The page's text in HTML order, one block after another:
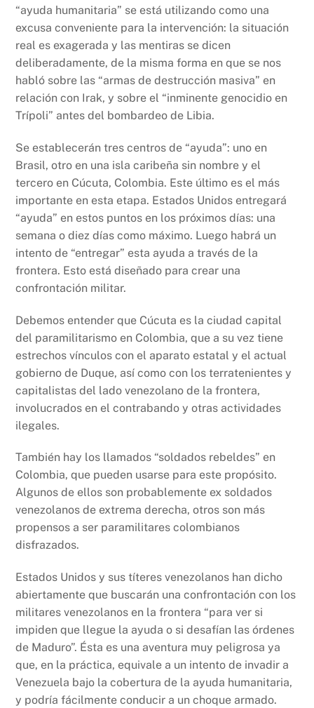
“ayuda humanitaria” se está utilizando como una
excusa conveniente para la intervención: la situación
real es exagerada y las mentiras se dicen
deliberadamente, de la misma forma en que se nos
habló sobre las “armas de destrucción masiva” en
relación con Irak, y sobre el “inminente genocidio en
Trípoli” antes del bombardeo de Libia.
Se establecerán tres centros de “ayuda”: uno en
Brasil, otro en una isla caribeña sin nombre y el
tercero en Cúcuta, Colombia. Este último es el más
importante en esta etapa. Estados Unidos entregará
“ayuda” en estos puntos en los próximos días: una
semana o diez días como máximo. Luego habrá un
intento de “entregar” esta ayuda a través de la
frontera. Esto está diseñado para crear una
confrontación militar.
Debemos entender que Cúcuta es la ciudad capital
del paramilitarismo en Colombia, que a su vez tiene
estrechos vínculos con el aparato estatal y el actual
gobierno de Duque, así como con los terratenientes y
capitalistas del lado venezolano de la frontera,
involucrados en el contrabando y otras actividades
ilegales.
También hay los llamados “soldados rebeldes” en
Colombia, que pueden usarse para este propósito.
Algunos de ellos son probablemente ex soldados
venezolanos de extrema derecha, otros son más
propensos a ser paramilitares colombianos
disfrazados.
Estados Unidos y sus títeres venezolanos han dicho
abiertamente que buscarán una confrontación con los
militares venezolanos en la frontera “para ver si
impiden que llegue la ayuda o si desafían las órdenes
de Maduro”. Ésta es una aventura muy peligrosa ya
que, en la práctica, equivale a un intento de invadir a
Venezuela bajo la cobertura de la ayuda humanitaria,
y podría fácilmente conducir a un choque armado.